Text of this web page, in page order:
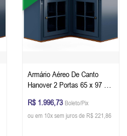
Armário Aéreo De Canto
Hanover 2 Portas 65 x 97 x
Petróleo - Imbuia Glazer
R$ 1.996,73 Boleto/Pix
ou em 10x sem juros de R$ 221,86